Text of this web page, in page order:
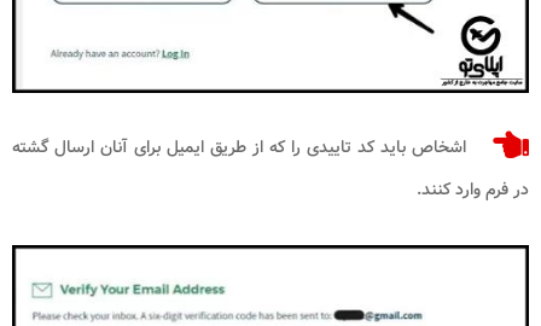
اشخاص باید کد تاییدی را که از طریق ایمیل برای آنان ارسال گشته
در فرم وارد کنند.